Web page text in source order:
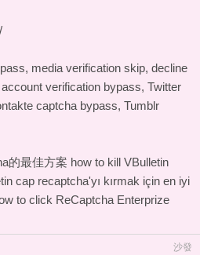
media verification skip, decline
verification bypass, Twitter
captcha bypass, Tumblr
的最佳方案 how to kill VBulletin
cap recaptcha'yı kırmak için en iyi
to click ReCaptcha Enterprize
沙發